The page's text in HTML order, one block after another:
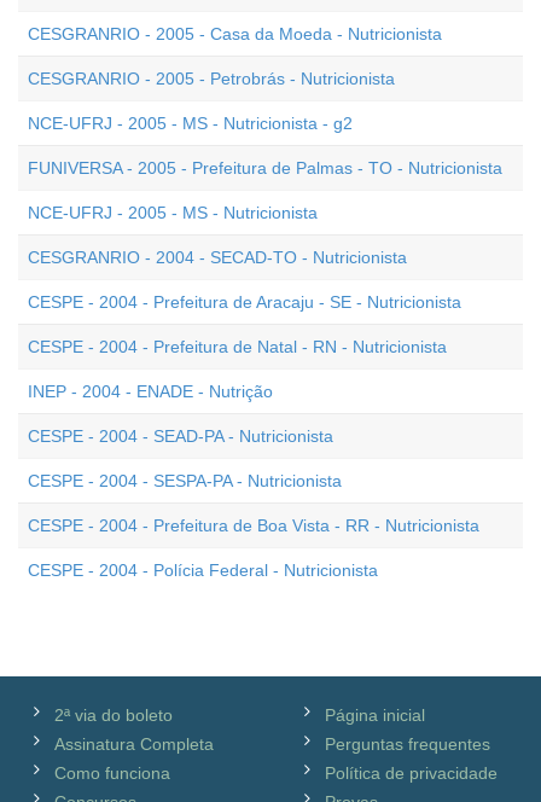
CESGRANRIO - 2005 - Casa da Moeda - Nutricionista
CESGRANRIO - 2005 - Petrobrás - Nutricionista
NCE-UFRJ - 2005 - MS - Nutricionista - g2
FUNIVERSA - 2005 - Prefeitura de Palmas - TO - Nutricionista
NCE-UFRJ - 2005 - MS - Nutricionista
CESGRANRIO - 2004 - SECAD-TO - Nutricionista
CESPE - 2004 - Prefeitura de Aracaju - SE - Nutricionista
CESPE - 2004 - Prefeitura de Natal - RN - Nutricionista
INEP - 2004 - ENADE - Nutrição
CESPE - 2004 - SEAD-PA - Nutricionista
CESPE - 2004 - SESPA-PA - Nutricionista
CESPE - 2004 - Prefeitura de Boa Vista - RR - Nutricionista
CESPE - 2004 - Polícia Federal - Nutricionista
2ª via do boleto
Assinatura Completa
Como funciona
Página inicial
Perguntas frequentes
Política de privacidade